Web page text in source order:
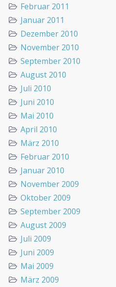
Februar 2011
Januar 2011
Dezember 2010
November 2010
September 2010
August 2010
Juli 2010
Juni 2010
Mai 2010
April 2010
März 2010
Februar 2010
Januar 2010
November 2009
Oktober 2009
September 2009
August 2009
Juli 2009
Juni 2009
Mai 2009
März 2009